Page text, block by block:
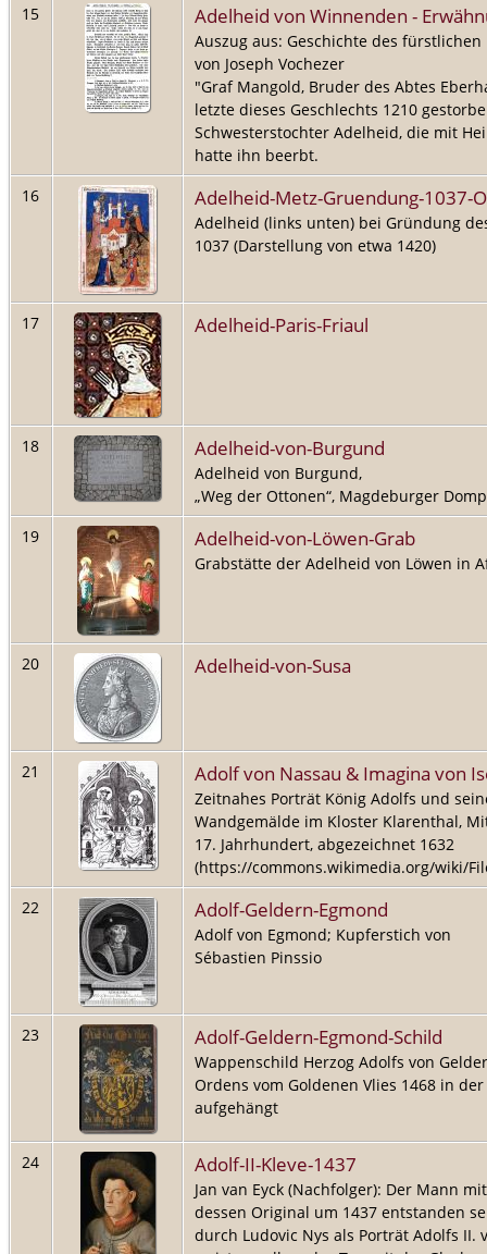
15 Adelheid von Winnenden -
Auszug aus: Geschichte des
von Joseph Vochezer
"Graf Mangold, Bruder des Abtes
letzte dieses Geschlechts 1210
Schwesterstochter Adelheid, die mit
hatte ihn beerbt.
16
Adelheid-Metz-Gruendung-1037-
Adelheid (links unten) bei Gründung
1037 (Darstellung von etwa 1420)
17 Adelheid-Paris-Friaul
18 Adelheid-von-Burgund
Adelheid von Burgund,
„Weg der Ottonen“, Magdeburger
19
Adelheid-von-Löwen-Grab
Grabstätte der Adelheid von Löwen in
20 Adelheid-von-Susa
21 Adolf von Nassau & Imagina von
Zeitnahes Porträt König Adolfs und
Wandgemälde im Kloster Klarenthal,
17. Jahrhundert, abgezeichnet 1632
(https://commons.wikimedia.org/wiki/
22
Adolf-Geldern-Egmond
Adolf von Egmond; Kupferstich von
Sébastien Pinssio
23 Adolf-Geldern-Egmond-Schild
Wappenschild Herzog Adolfs von
Ordens vom Goldenen Vlies 1468 in
aufgehängt
24 Adolf-II-Kleve-1437
Jan van Eyck (Nachfolger): Der Mann
dessen Original um 1437 entstanden
durch Ludovic Nys als Porträt Adolfs II.